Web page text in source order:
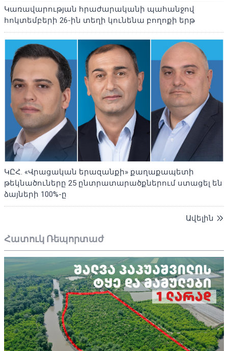
Կառավարության հրաժարականի պահանջով
հոկտեմբերի 26-ին տեղի կունենա բողոքի երթ
ԿԸՀ. «Վրացական երազանքի» քաղաքապետի
թեկնածուները 25 ընտրատարածքներում ստացել են
ձայների 100%-ը
Ավելին
Հատուկ Ռեպորտաժ